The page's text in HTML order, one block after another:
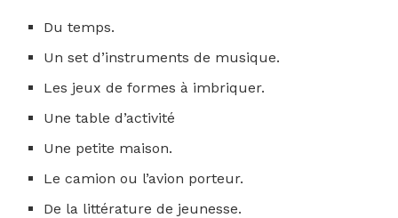
Du temps.
Un set d’instruments de musique.
Les jeux de formes à imbriquer.
Une table d’activité
Une petite maison.
Le camion ou l’avion porteur.
De la littérature de jeunesse.